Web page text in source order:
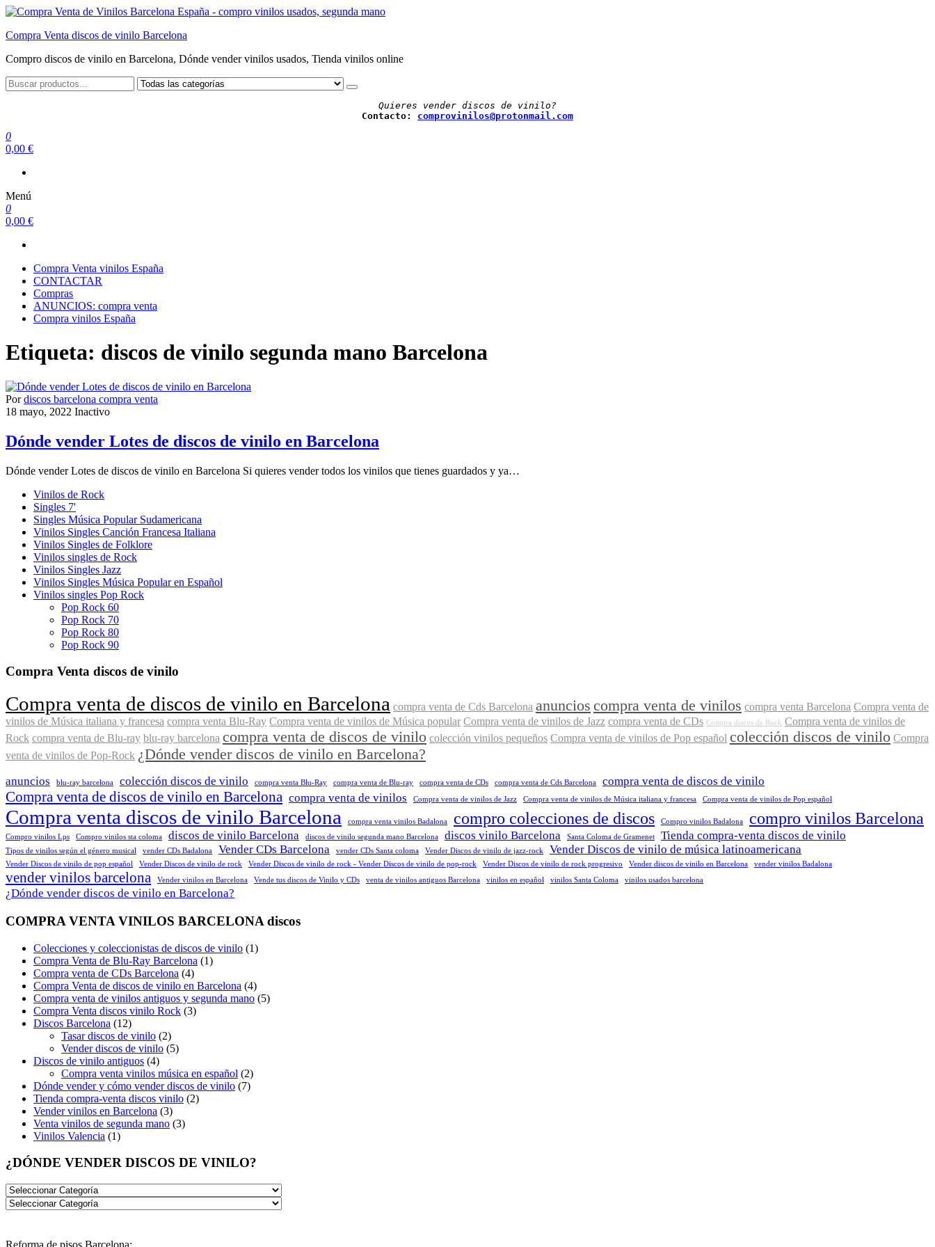
Saltar
contenido
Compra Venta discos de vinilo Barcelona
Compro discos de vinilo en Barcelona, Dónde vender vinilos usados, Tienda vinilos online
Quieres vender discos de vinilo?
Contacto: comprovinilos@protonmail.com
0
0,00 €
Menú
0
0,00 €
Compra Venta vinilos España
CONTACTAR
Compras
ANUNCIOS: compra venta
Compra vinilos España
Etiqueta: discos de vinilo segunda mano Barcelona
Por discos barcelona compra venta
18 mayo, 2022 Inactivo
Dónde vender Lotes de discos de vinilo en Barcelona
Dónde vender Lotes de discos de vinilo en Barcelona Si quieres vender todos los vinilos que tienes guardados y ya…
Vinilos de Rock
Singles 7'
Singles Música Popular Sudamericana
Vinilos Singles Canción Francesa Italiana
Vinilos Singles de Folklore
Vinilos singles de Rock
Vinilos Singles Jazz
Vinilos Singles Música Popular en Español
Vinilos singles Pop Rock
Pop Rock 60
Pop Rock 70
Pop Rock 80
Pop Rock 90
Compra Venta discos de vinilo
Compra venta de discos de vinilo en Barcelona compra venta de Cds Barcelona anuncios compra venta de vinilos compra venta Barcelona Compra venta de
vinilos de Música italiana y francesa compra venta Blu-Ray Compra venta de vinilos de Música popular Compra venta de vinilos de Jazz compra venta de CDs Compra discos de Rock Compra venta de vinilos de
Rock compra venta de Blu-ray blu-ray barcelona compra venta de discos de vinilo colección vinilos pequeños Compra venta de vinilos de Pop español colección discos de vinilo Compra
venta de vinilos de Pop-Rock ¿Dónde vender discos de vinilo en Barcelona?
anuncios blu-ray barcelona colección discos de vinilo compra venta Blu-Ray compra venta de Blu-ray compra venta de CDs compra venta de Cds Barcelona compra venta de discos de vinilo
Compra venta de discos de vinilo en Barcelona compra venta de vinilos Compra venta de vinilos de Jazz Compra venta de vinilos de Música italiana y francesa Compra venta de vinilos de Pop español
Compra venta discos de vinilo Barcelona compra venta vinilos Badalona compro colecciones de discos Compro vinilos Badalona compro vinilos Barcelona
Compro vinilos Lps Compro vinilos sta coloma discos de vinilo Barcelona discos de vinilo segunda mano Barcelona discos vinilo Barcelona Santa Coloma de Gramenet Tienda compra-venta discos de vinilo
Tipos de vinilos según el género musical vender CDs Badalona Vender CDs Barcelona vender CDs Santa coloma Vender Discos de vinilo de jazz-rock Vender Discos de vinilo de música latinoamericana
Vender Discos de vinilo de pop español Vender Discos de vinilo de rock Vender Discos de vinilo de rock - Vender Discos de vinilo de pop-rock Vender Discos de vinilo de rock progresivo Vender discos de vinilo en Barcelona vender vinilos Badalona
vender vinilos barcelona Vender vinilos en Barcelona Vende tus discos de Vinilo y CDs venta de vinilos antiguos Barcelona vinilos en español vinilos Santa Coloma vinilos usados barcelona
¿Dónde vender discos de vinilo en Barcelona?
COMPRA VENTA VINILOS BARCELONA discos
Colecciones y coleccionistas de discos de vinilo (1)
Compra Venta de Blu-Ray Barcelona (1)
Compra venta de CDs Barcelona (4)
Compra Venta de discos de vinilo en Barcelona (4)
Compra venta de vinilos antiguos y segunda mano (5)
Compra Venta discos vinilo Rock (3)
Discos Barcelona (12)
Tasar discos de vinilo (2)
Vender discos de vinilo (5)
Discos de vinilo antiguos (4)
Compra venta vinilos música en español (2)
Dónde vender y cómo vender discos de vinilo (7)
Tienda compra-venta discos vinilo (2)
Vender vinilos en Barcelona (3)
Venta vinilos de segunda mano (3)
Vinilos Valencia (1)
¿DÓNDE VENDER DISCOS DE VINILO?
Reforma de pisos Barcelona: